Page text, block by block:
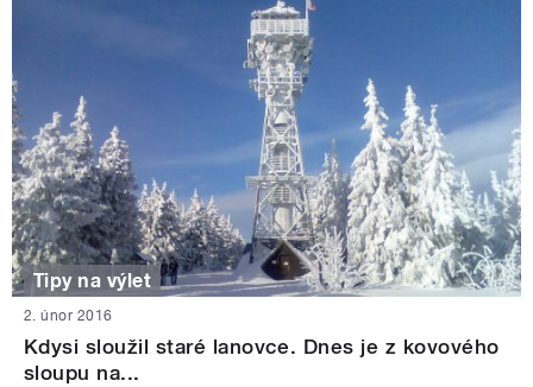
Tipy na výlet
2. únor 2016
Kdysi sloužil staré lanovce. Dnes je z kovového
sloupu na...